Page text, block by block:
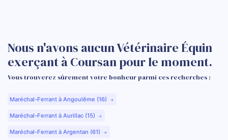
Nous n'avons aucun Vétérinaire Équin
exerçant à Coursan pour le moment.
Vous trouverez sûrement votre bonheur parmi ces recherches :
Maréchal-Ferrant à Angoulême (16)
Maréchal-Ferrant à Aurillac (15)
Maréchal-Ferrant à Argentan (61)